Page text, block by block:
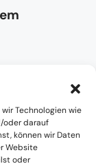
Technologien wie
oder darauf
können wir Daten
Website
oder
ohne